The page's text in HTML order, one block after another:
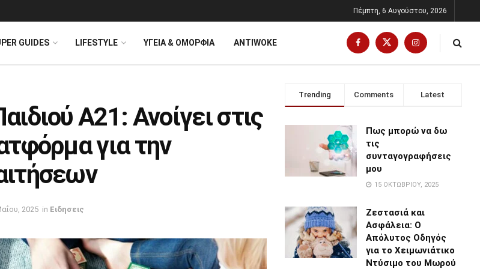
Πέμπτη, 6 Αυγούστου, 2026
GUIDES LIFESTYLE ΥΓΕΙΑ & ΟΜΟΡΦΙΑ ANTIWOKE
Α21: Ανοίγει στις
για την
2025 in Ειδησεις
Trending Comments Latest
Πως μπορώ να δω
τις
συνταγογραφήσεις
μου
15 ΟΚΤΩΒΡΊΟΥ, 2025
Ζεστασιά και
Ασφάλεια: Ο
Απόλυτος Οδηγός
για το Χειμωνιάτικο
Ντύσιμο του Μωρού